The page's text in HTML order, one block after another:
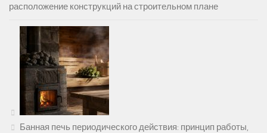
расположение конструкций на строительном плане
Банная печь периодического действия: принцип работы,